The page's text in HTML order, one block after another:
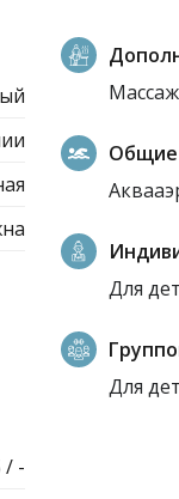
/ -
Массаж
Общие
Для
Для